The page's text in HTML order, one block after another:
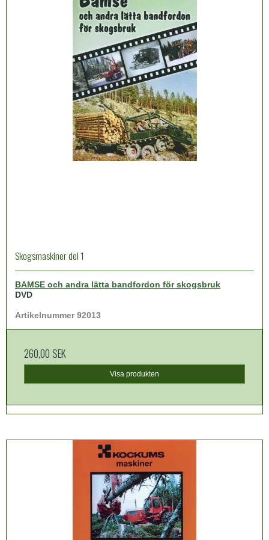
Skogsmaskiner del 1
BAMSE och andra lätta bandfordon för skogsbruk
DVD
Artikelnummer 92013
260,00 SEK
Visa produkten